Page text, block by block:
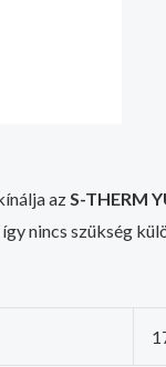
azS-THERM
így nincs szükség